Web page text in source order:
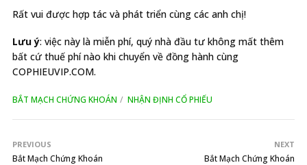
Rất vui được hợp tác và phát triển cùng các anh chị!
Lưu ý: việc này là miễn phí, quý nhà đầu tư không mất thêm
bất cứ thuế phí nào khi chuyển về đồng hành cùng
COPHIEUVIP.COM.
BẮT MẠCH CHỨNG KHOÁN NHẬN ĐỊNH CỔ PHIẾU
PREVIOUS
Bắt Mạch Chứng Khoán
NEXT
Bắt Mạch Chứng Khoán